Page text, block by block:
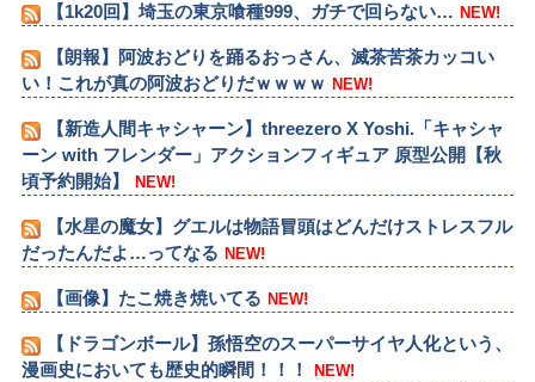
【1k20回】埼玉の東京喰種999、ガチで回らない… NEW!
【朗報】阿波おどりを踊るおっさん、滅茶苦茶カッコい
い！これが真の阿波おどりだｗｗｗｗ NEW!
【新造人間キャシャーン】threezero X Yoshi.「キャシャ
ーン with フレンダー」アクションフィギュア 原型公開【秋
頃予約開始】
NEW!
【水星の魔女】グエルは物語冒頭はどんだけストレスフル
だったんだよ…ってなる NEW!
【画像】たこ焼き焼いてる NEW!
【ドラゴンボール】孫悟空のスーパーサイヤ人化という、
漫画史においても歴史的瞬間！！！
NEW!